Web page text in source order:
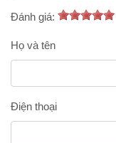
Đánh giá:
Họ và tên
Điện thoại